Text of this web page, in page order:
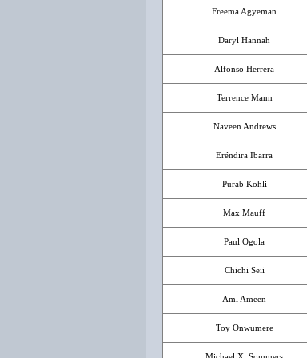
Freema Agyeman
Daryl Hannah
Alfonso Herrera
Terrence Mann
Naveen Andrews
Eréndira Ibarra
Purab Kohli
Max Mauff
Paul Ogola
Chichi Seii
Aml Ameen
Toy Onwumere